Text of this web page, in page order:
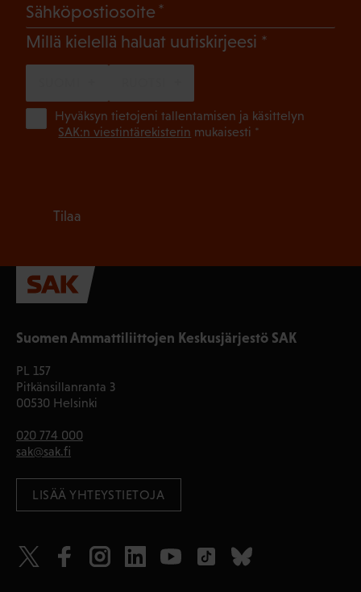
Suomen Ammattiliittojen Keskusjärjestö SAK
PL 157
Pitkänsillanranta 3
00530 Helsinki
020 774 000
sak@sak.fi
LISÄÄ YHTEYSTIETOJA
Sähköpostiosoite
Millä kielellä haluat uutiskirjeesi (Pakollinen)
Hyväksyn tietojeni tallentamisen ja käsittelyn
SAK:n viestintärekisterin mukaisesti *
Tilaa